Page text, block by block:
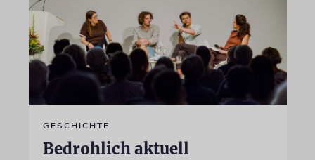
GESCHICHTE
Bedrohlich aktuell